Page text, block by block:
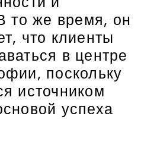
то же время, он
что клиенты
в центре
поскольку
источником
успеха